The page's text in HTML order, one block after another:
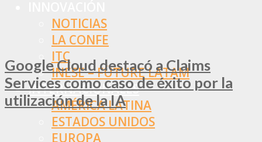
NOTICIAS
LA CONFE
ITC
INESE – FÜTURE LATAM
INTERNACIONALES
AMÉRICA LATINA
ESTADOS UNIDOS
EUROPA
Google Cloud destacó a Claims
Services como caso de éxito por la
utilización de la IA